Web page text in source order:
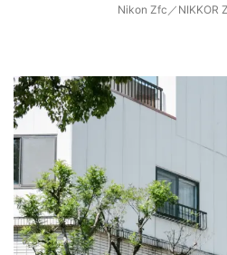
Nikon Zfc／NIKKOR